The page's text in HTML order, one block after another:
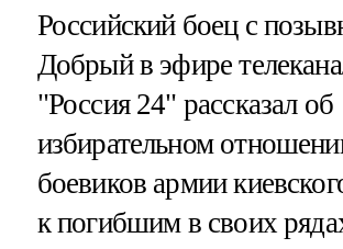
Российский боец с
Добрый в эфире
"Россия 24" рассказал об
избирательном
боевиков армии
к погибшим в своих